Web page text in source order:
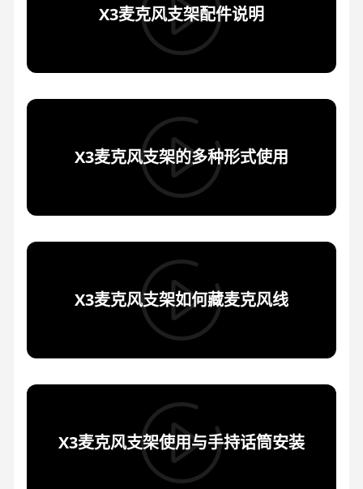
X3麦克风支架配件说明
X3麦克风支架的多种形式使用
X3麦克风支架如何藏麦克风线
X3麦克风支架使用与手持话筒安装